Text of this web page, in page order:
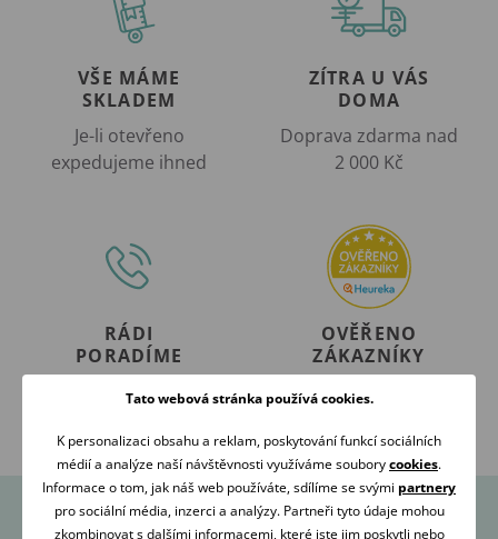
VŠE MÁME
SKLADEM
Je-li otevřeno
expedujeme ihned
ZÍTRA U VÁS
DOMA
Doprava zdarma nad
2 000 Kč
RÁDI
PORADÍME
Volejte Po-Pá: 09:00-16:00
OVĚŘENO
ZÁKAZNÍKY
98 % našich zákazníků
Tato webová stránka používá cookies.
K personalizaci obsahu a reklam, poskytování funkcí sociálních
médií a analýze naší návštěvnosti využíváme souborycookies.
Informace o tom, jak náš web používáte, sdílíme se svými partnery
pro sociální média, inzerci a analýzy. Partneři tyto údaje mohou
zkombinovat s dalšími informacemi, které jste jim poskytli nebo